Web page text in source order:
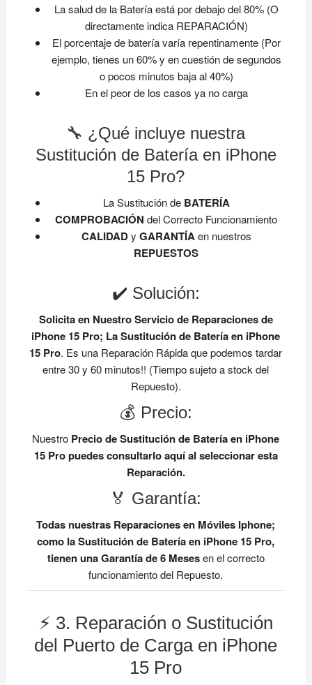
La salud de la Batería está por debajo del 80% (O
directamente indica REPARACIÓN)
El porcentaje de batería varía repentinamente (Por
ejemplo, tienes un 60% y en cuestión de segundos
o pocos minutos baja al 40%)
En el peor de los casos ya no carga
🔧 ¿Qué incluye nuestra
Sustitución de Batería en iPhone
15 Pro?
La Sustitución de BATERÍA
COMPROBACIÓNdel Correcto Funcionamiento
CALIDADy GARANTÍAen nuestros
REPUESTOS
✔️ Solución:
Solicita en Nuestro Servicio de Reparaciones de
iPhone 15 Pro; La Sustitución de Batería en iPhone
15 Pro. Es una Reparación Rápida que podemos tardar
entre 30 y 60 minutos!! (Tiempo sujeto a stock del
Repuesto).
💰 Precio:
Nuestro Precio de Sustitución de Batería en iPhone
15 Propuedes consultarlo aquí al seleccionar esta
Reparación.
🏅 Garantía:
Todas nuestras Reparaciones en Móviles Iphone;
como la Sustitución de Batería en iPhone 15 Pro,
tienen una Garantía de 6 Mesesen el correcto
funcionamiento del Repuesto.
⚡ 3. Reparación o Sustitución
del Puerto de Carga en iPhone
15 Pro